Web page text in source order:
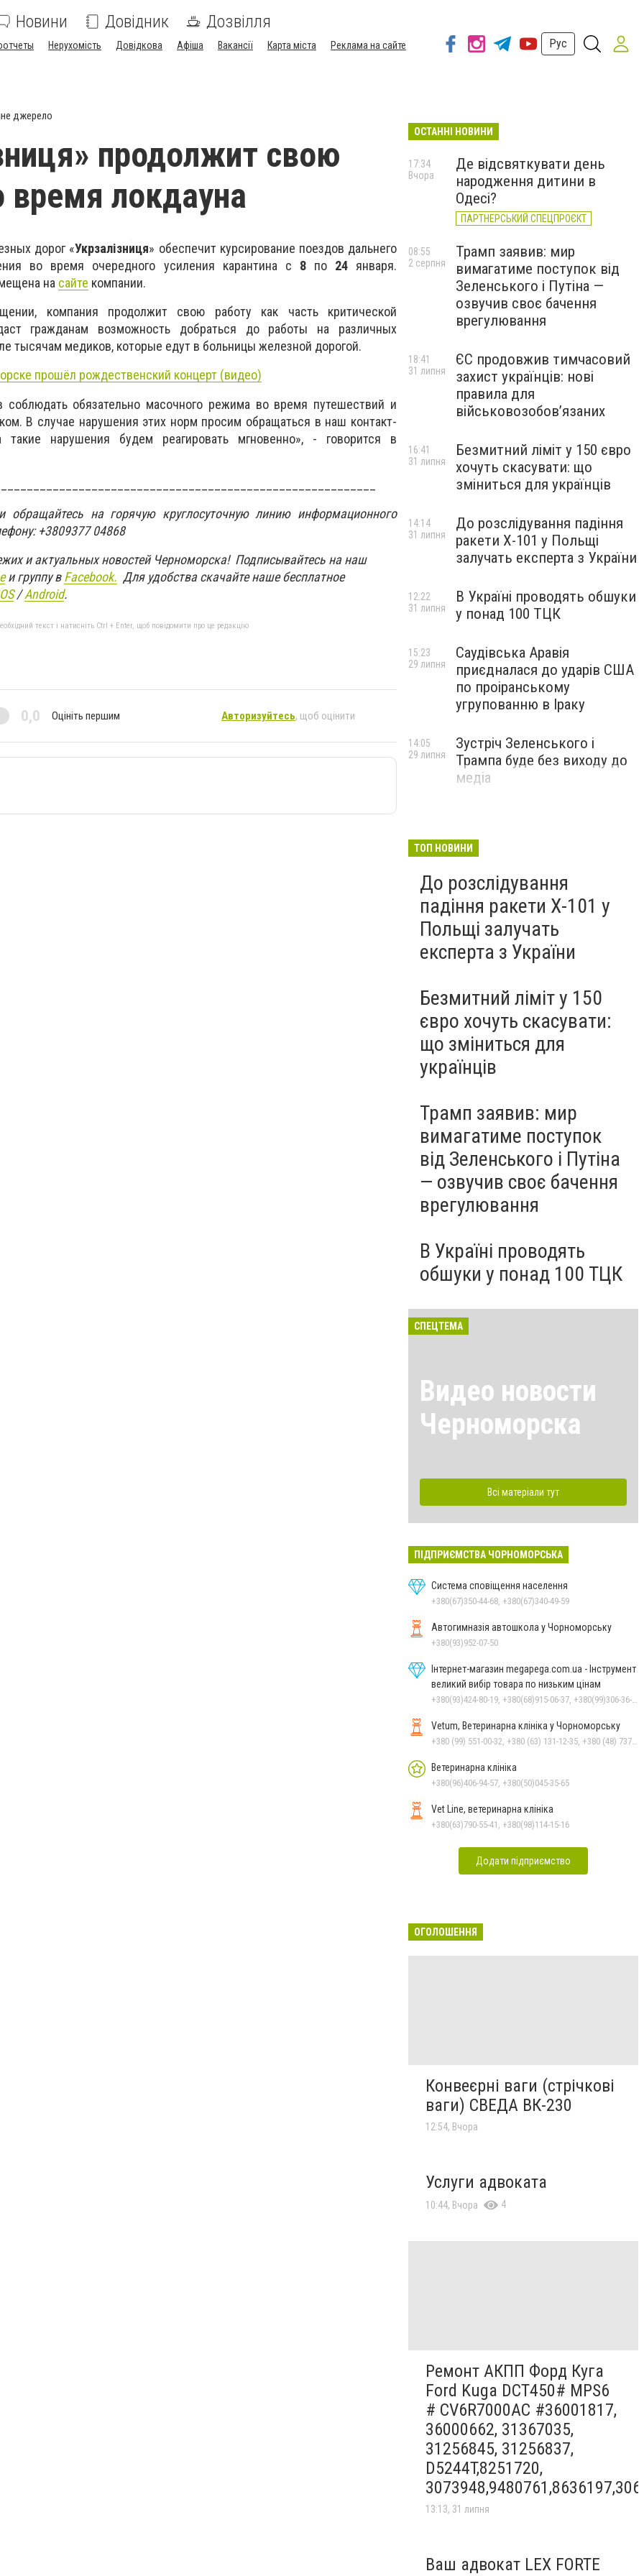
Новини Довідник Дозвілля
Нерухомість Довідкова Афіша Вакансії Карта міста
Реклама на сайте
Рус
джерело
продолжит свою
время локдауна
дорог «Укрзалізниця» обеспечит курсирование поездов дальнего
во время очередного усиления карантина с 8по 24января.
на сайте компании.
компания продолжит свою работу как часть критической
гражданам возможность добраться до работы на различных
тысячам медиков, которые едут в больницы железной дорогой.
прошёл рождественский концерт (видео)
соблюдать обязательно масочного режима во время путешествий и
В случае нарушения этих норм просим обращаться в наш контакт-
нарушения будем реагировать мгновенно», - говорится в
обращайтесь на горячую круглосуточную линию информационного
+3809377 04868
и актуальных новостей Черноморска! Подписывайтесь на наш
и группу вFacebook. Для удобства скачайте наше бесплатное
/Android.
текст і натисніть Ctrl + Enter, щоб повідомити про це редакцію
0,0 Оцініть першим Авторизуйтесь, щоб оцінити
ОСТАННІ НОВИНИ
Де відсвяткувати день
народження дитини в
Одесі?
ПАРТНЕРСЬКИЙ СПЕЦПРОЄКТ
17:34
Вчора
Трамп заявив: мир
вимагатиме поступок від
Зеленського і Путіна —
озвучив своє бачення
врегулювання
08:55
2 серпня
ЄС продовжив тимчасовий
захист українців: нові
правила для
військовозобов’язаних
18:41
31 липня
Безмитний ліміт у 150 євро
хочуть скасувати: що
зміниться для українців
16:41
31 липня
До розслідування падіння
ракети Х-101 у Польщі
залучать експерта з України
14:14
31 липня
В Україні проводять обшуки
у понад 100 ТЦК
12:22
31 липня
Саудівська Аравія
приєдналася до ударів США
по проіранському
угрупованню в Іраку
15:23
29 липня
Зустріч Зеленського і
Трампа буде без виходу до
медіа
14:05
29 липня
ТОП НОВИНИ
До розслідування
падіння ракети Х-101 у
Польщі залучать
експерта з України
Безмитний ліміт у 150
євро хочуть скасувати:
що зміниться для
українців
Трамп заявив: мир
вимагатиме поступок
від Зеленського і Путіна
— озвучив своє бачення
врегулювання
В Україні проводять
обшуки у понад 100 ТЦК
СПЕЦТЕМА
Видео новости
Черноморска
Всі матеріали тут
ПІДПРИЄМСТВА ЧОРНОМОРСЬКА
Система сповіщення населення
+380(67)350-44-68, +380(67)340-49-59
Автогимназія автошкола у Чорноморську
+380(93)952-07-50
Інтернет-магазин megapega.com.ua - Інструмент
великий вибір товара по низьким цінам
Vetum, Ветеринарна клініка у Чорноморську
Ветеринарна клініка
+380(96)406-94-57, +380(50)045-35-65
Vet Line, ветеринарна клініка
+380(63)790-55-41, +380(98)114-15-16
Додати підприємство
ОГОЛОШЕННЯ
Конвеєрні ваги (стрічкові
ваги) СВЕДА ВК-230
12:54, Вчора
Услуги адвоката
10:44, Вчора 4
Ремонт АКПП Форд Куга
Ford Kuga DCT450# MPS6
# CV6R7000AC #36001817,
36000662, 31367035,
31256845, 31256837,
D5244T,8251720,
13:13, 31 липня
Ваш адвокат LEX FORTE